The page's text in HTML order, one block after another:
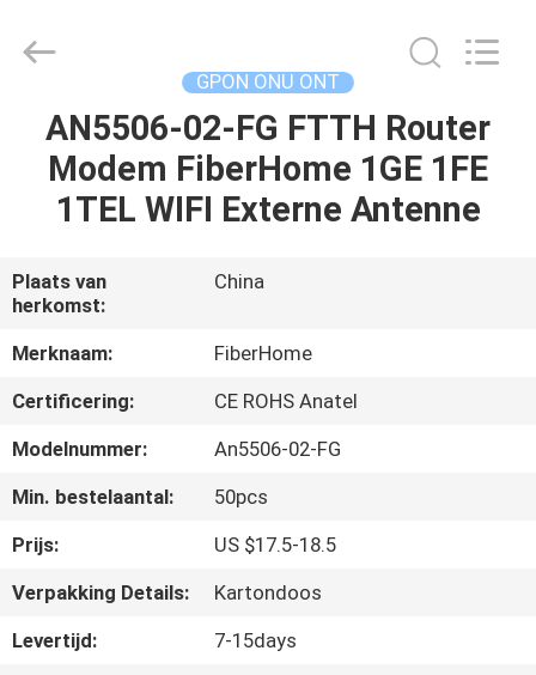
HUIS
PRODUCTEN
ONGEVEER
ONS
FABRIEKSREIS
CONTACTEER
ONS
LIMITED.
GPON ONU ONT
AN5506-02-FG FTTH Router
Modem FiberHome 1GE 1FE
1TEL WIFI Externe Antenne
Plaats van
herkomst:
China
Merknaam:
FiberHome
Certificering:
CE ROHS Anatel
Modelnummer:
An5506-02-FG
Min. bestelaantal:
50pcs
Prijs:
US $17.5-18.5
Verpakking Details:
Kartondoos
Levertijd:
7-15days